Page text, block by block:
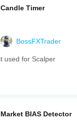
Candle Timer
BossFXTrader
used for Scalper
Market BIAS Detector